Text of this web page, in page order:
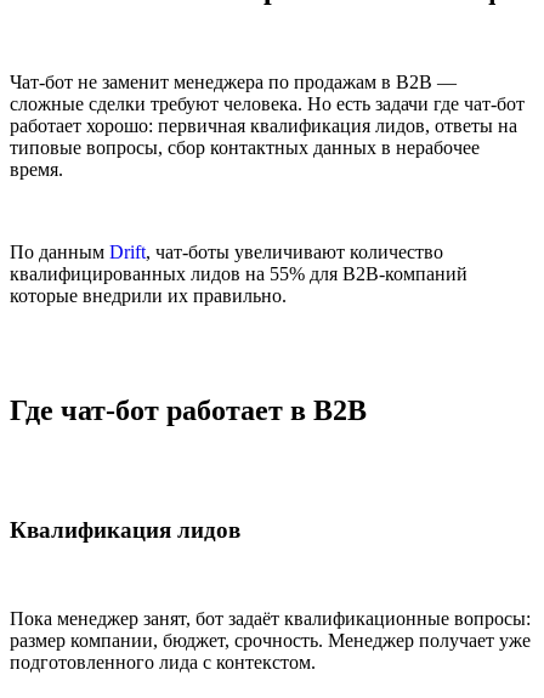
Чат-бот не заменит менеджера по продажам в B2B —
сложные сделки требуют человека. Но есть задачи где чат-бот
работает хорошо: первичная квалификация лидов, ответы на
типовые вопросы, сбор контактных данных в нерабочее
время.
По данным Drift, чат-боты увеличивают количество
квалифицированных лидов на 55% для B2B-компаний
которые внедрили их правильно.
Где чат-бот работает в B2B
Квалификация лидов
Пока менеджер занят, бот задаёт квалификационные вопросы:
размер компании, бюджет, срочность. Менеджер получает уже
подготовленного лида с контекстом.